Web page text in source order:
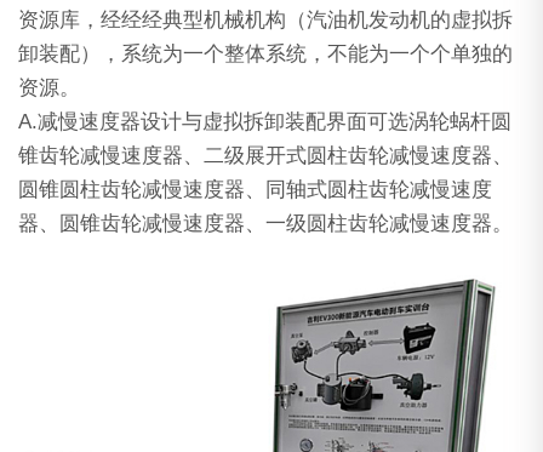
资源库，经经经典型机械机构（汽油机发动机的虚拟拆
卸装配），系统为一个整体系统，不能为一个个单独的
资源。
A.减慢速度器设计与虚拟拆卸装配界面可选涡轮蜗杆圆
锥齿轮减慢速度器、二级展开式圆柱齿轮减慢速度器、
圆锥圆柱齿轮减慢速度器、同轴式圆柱齿轮减慢速度
器、圆锥齿轮减慢速度器、一级圆柱齿轮减慢速度器。